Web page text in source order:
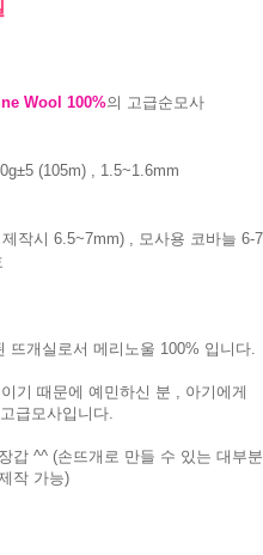
Wool 100%의 고급순모사
(105m) , 1.5~1.6mm
작시 6.5~7mm) , 모사용 코바늘 6-7
뜨개실로서 메리노울 100% 입니다.
기 때문에 예민하신 분 , 아기에게
급모사입니다.
갑 ^^ (손뜨개로 만들 수 있는 대부분
작 가능)